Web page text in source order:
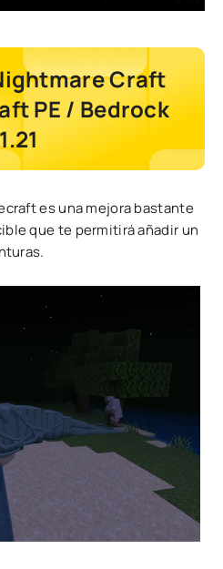
Craft
PE / Bedrock
1.21
es una mejora bastante
que te permitirá añadir un